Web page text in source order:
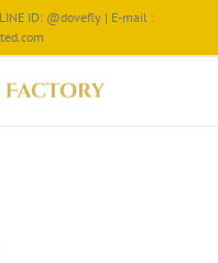
LINE ID: @dovefly | E-mail :